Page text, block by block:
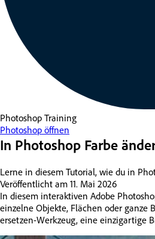
Photoshop Training
Photoshop öffnen
In Photoshop Farbe
Lerne in diesem Tutorial, wie du in
Veröffentlicht am 11. Mai 2026
In diesem interaktiven Adobe
einzelne Objekte, Flächen oder ganze
ersetzen-Werkzeug, eine einzigartige